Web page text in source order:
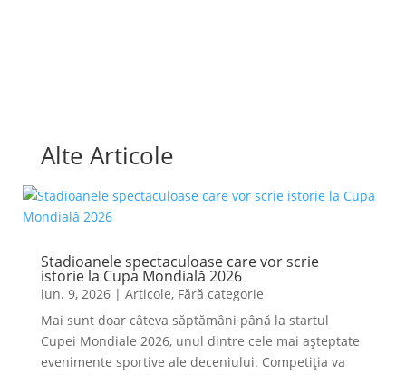
Alte Articole
Stadioanele spectaculoase care vor scrie
istorie la Cupa Mondială 2026
iun. 9, 2026| Articole, Fără categorie
Mai sunt doar câteva săptămâni până la startul
Cupei Mondiale 2026, unul dintre cele mai așteptate
evenimente sportive ale deceniului. Competiția va